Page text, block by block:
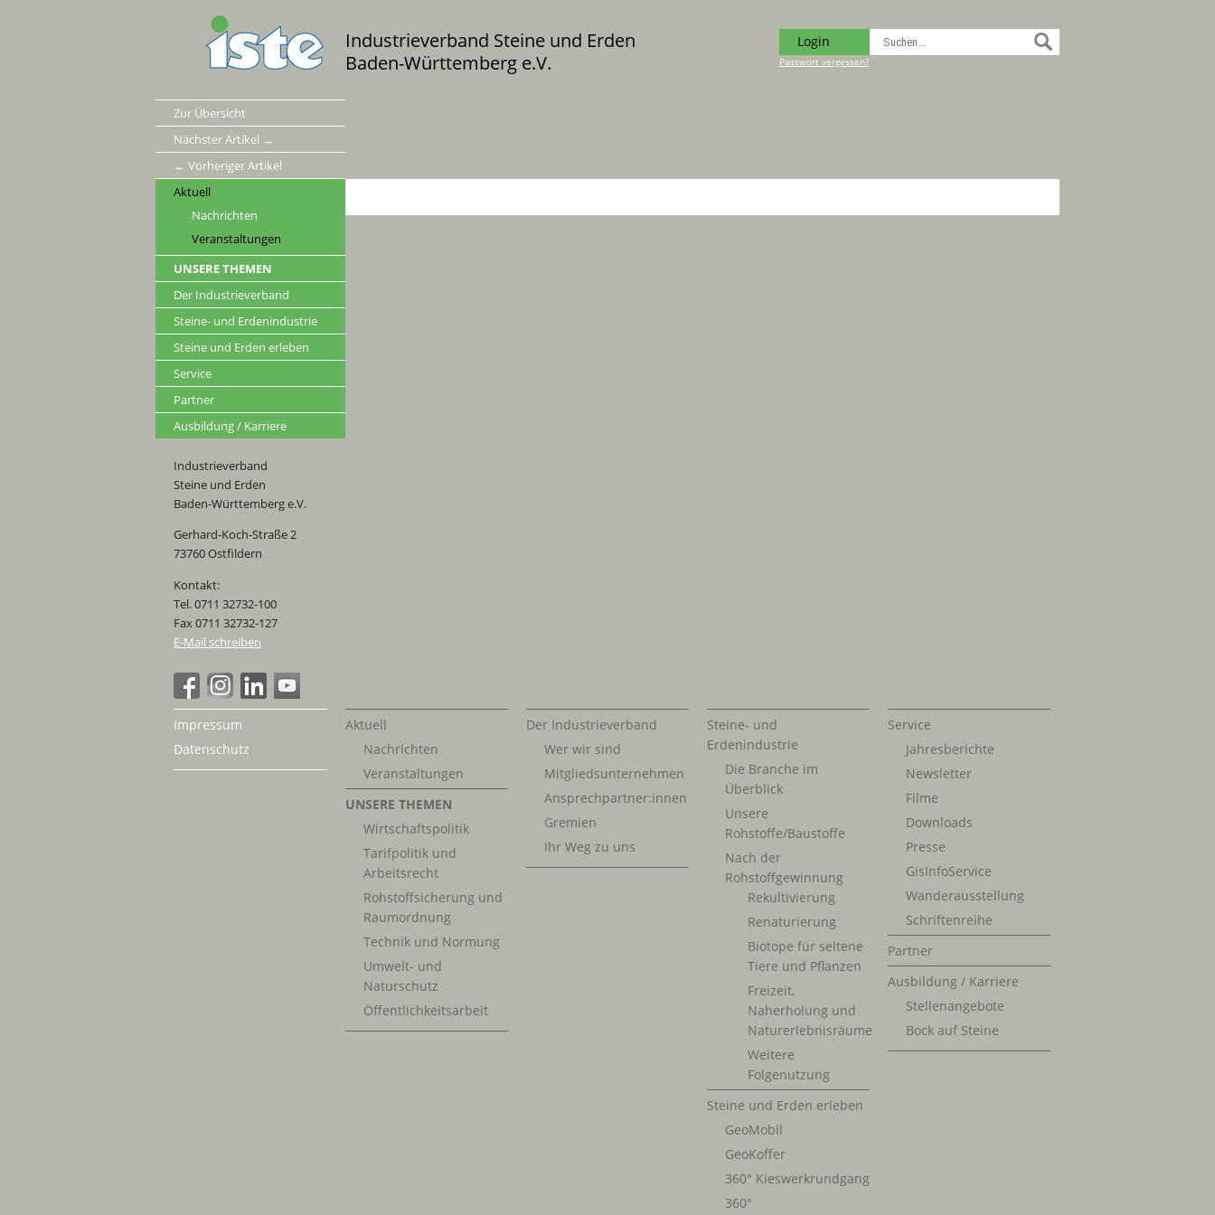
Industrieverband Steine und Erden
Baden-Württemberg e.V.
Login
Passwort vergessen?
Zur Übersicht
Nächster Artikel →
← Vorheriger Artikel
Aktuell
Nachrichten
Veranstaltungen
UNSERE THEMEN
Der Industrieverband
Steine- und Erdenindustrie
Steine und Erden erleben
Service
Partner
Ausbildung / Karriere
Industrieverband
Steine und Erden
Baden-Württemberg e.V.
Gerhard-Koch-Straße 2
73760 Ostfildern
Kontakt:
Tel. 0711 32732-100
Fax 0711 32732-127
E-Mail schreiben
Impressum
Datenschutz
Aktuell
Nachrichten
Veranstaltungen
UNSERE THEMEN
Wirtschaftspolitik
Tarifpolitik und
Arbeitsrecht
Rohstoffsicherung und
Raumordnung
Technik und Normung
Umwelt- und
Naturschutz
Öffentlichkeitsarbeit
Der Industrieverband
Wer wir sind
Mitgliedsunternehmen
Ansprechpartner:innen
Gremien
Ihr Weg zu uns
Steine- und
Erdenindustrie
Die Branche im
Überblick
Unsere
Rohstoffe/Baustoffe
Nach der
Rohstoffgewinnung
Rekultivierung
Renaturierung
Biotope für seltene
Tiere und Pflanzen
Freizeit,
Naherholung und
Naturerlebnisräume
Weitere
Folgenutzung
Steine und Erden erleben
GeoMobil
GeoKoffer
360° Kieswerkrundgang
360°
Service
Jahresberichte
Newsletter
Filme
Downloads
Presse
GisInfoService
Wanderausstellung
Schriftenreihe
Partner
Ausbildung / Karriere
Stellenangebote
Bock auf Steine